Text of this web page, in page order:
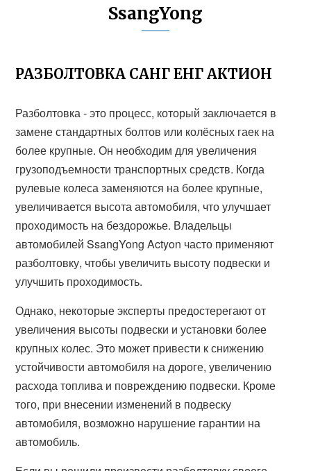
SsangYong
РАЗБОЛТОВКА САНГ ЕНГ АКТИОН
Разболтовка - это процесс, который заключается в
замене стандартных болтов или колёсных гаек на
более крупные. Он необходим для увеличения
грузоподъемности транспортных средств. Когда
рулевые колеса заменяются на более крупные,
увеличивается высота автомобиля, что улучшает
проходимость на бездорожье. Владельцы
автомобилей SsangYong Actyon часто применяют
разболтовку, чтобы увеличить высоту подвески и
улучшить проходимость.
Однако, некоторые эксперты предостерегают от
увеличения высоты подвески и установки более
крупных колес. Это может привести к снижению
устойчивости автомобиля на дороге, увеличению
расхода топлива и повреждению подвески. Кроме
того, при внесении изменений в подвеску
автомобиля, возможно нарушение гарантии на
автомобиль.